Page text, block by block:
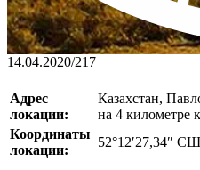
14.04.2020/217
Адрес
локации:
Казахстан,
на 4 километре
Координаты
локации:
52°12′27,34″